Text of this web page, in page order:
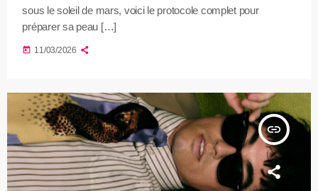
sous le soleil de mars, voici le protocole complet pour
préparer sa peau […]
today 11/03/2026
insert_link